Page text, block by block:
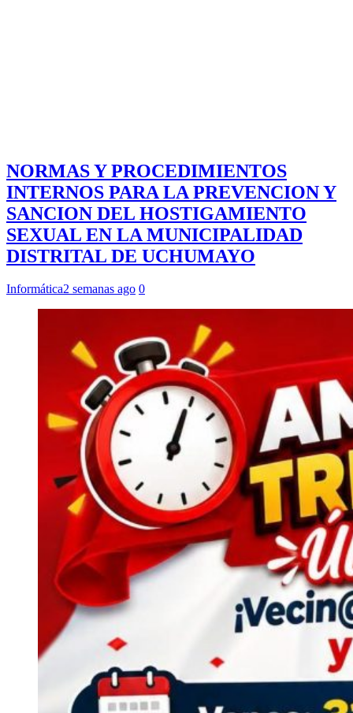
NORMAS Y PROCEDIMIENTOS
INTERNOS PARA LA PREVENCION Y
SANCION DEL HOSTIGAMIENTO
SEXUAL EN LA MUNICIPALIDAD
DISTRITAL DE UCHUMAYO
Informática2 semanas ago 0